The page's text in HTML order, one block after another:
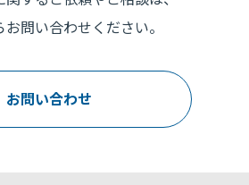
お問い合わせください。
お問い合わせ